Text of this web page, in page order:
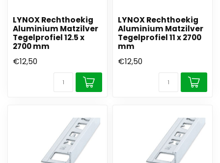
LYNOX Rechthoekig
Aluminium Matzilver
Tegelprofiel 12.5 x
2700 mm
€12,50
LYNOX Rechthoekig
Aluminium Matzilver
Tegelprofiel 11 x 2700
mm
€12,50